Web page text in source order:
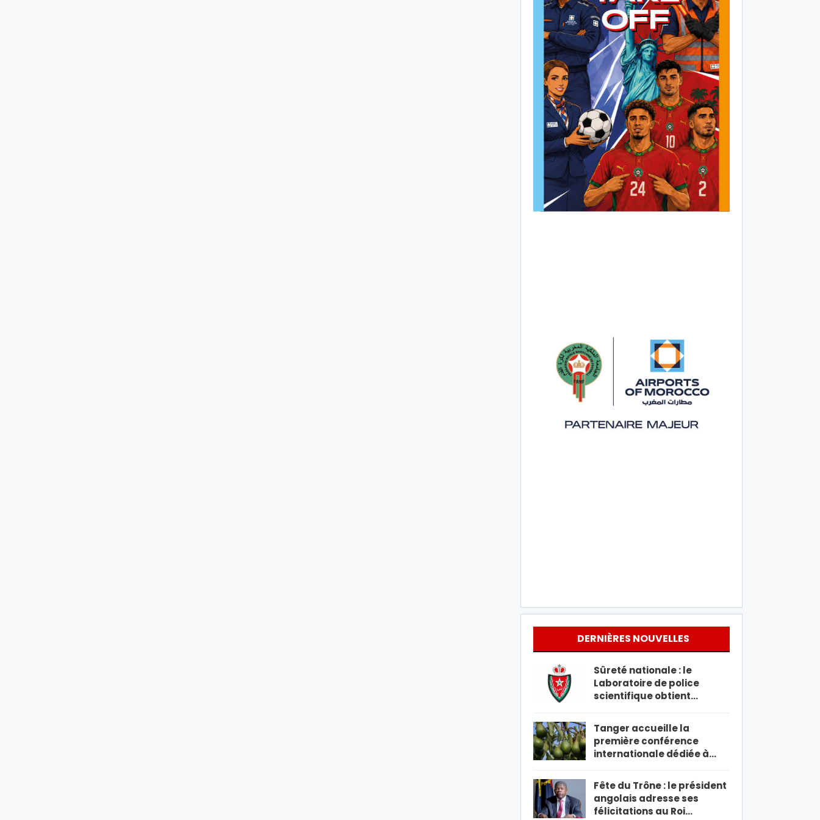
DERNIÈRES NOUVELLES
Sûreté nationale : le
Laboratoire de police
scientifique obtient…
Tanger accueille la
première conférence
internationale dédiée à…
Fête du Trône : le président
angolais adresse ses
félicitations au Roi…